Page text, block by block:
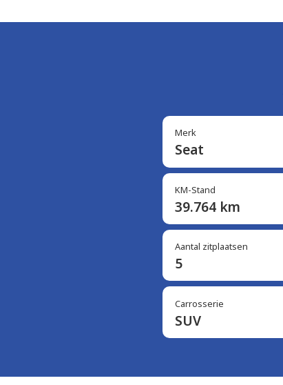
Merk
Seat
KM-Stand
39.764 km
Aantal zitplaatsen
5
Carrosserie
SUV